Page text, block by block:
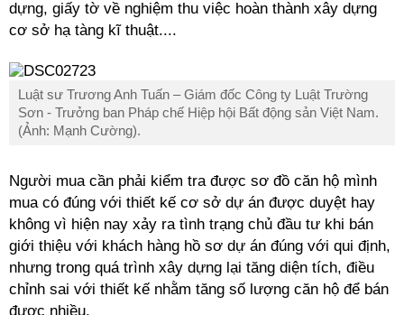
dựng, giấy tờ về nghiệm thu việc hoàn thành xây dựng
cơ sở hạ tàng kĩ thuật....
Luật sư Trương Anh Tuấn – Giám đốc Công ty Luật Trường
Sơn - Trưởng ban Pháp chế Hiệp hội Bất động sản Việt Nam.
(Ảnh: Mạnh Cường).
Người mua cần phải kiểm tra được sơ đồ căn hộ mình
mua có đúng với thiết kế cơ sở dự án được duyệt hay
không vì hiện nay xảy ra tình trạng chủ đầu tư khi bán
giới thiệu với khách hàng hồ sơ dự án đúng với qui định,
nhưng trong quá trình xây dựng lại tăng diện tích, điều
chỉnh sai với thiết kế nhằm tăng số lượng căn hộ để bán
được nhiều.